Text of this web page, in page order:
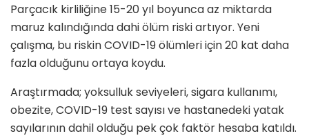
Parçacık kirliliğine 15-20 yıl boyunca az miktarda
maruz kalındığında dahi ölüm riski artıyor. Yeni
çalışma, bu riskin COVID-19 ölümleri için 20 kat daha
fazla olduğunu ortaya koydu.
Araştırmada; yoksulluk seviyeleri, sigara kullanımı,
obezite, COVID-19 test sayısı ve hastanedeki yatak
sayılarının dahil olduğu pek çok faktör hesaba katıldı.